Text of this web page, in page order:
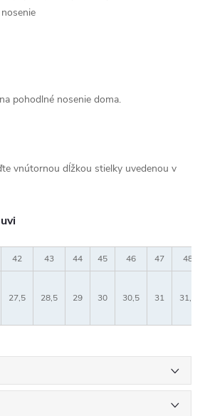
pohodlné nosenie doma.
vnútornou dĺžkou stielky uvedenou v
42 43 44 45 46 47 48
27,5 28,5 29 30 30,5 31 31,5